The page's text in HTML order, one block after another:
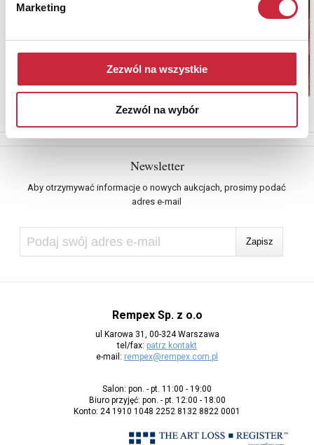
Marketing
Zezwól na wszystkie
Zezwól na wybór
Newsletter
Aby otrzymywać informacje o nowych aukcjach, prosimy podać
adres e-mail
Rempex Sp. z o.o
ul Karowa 31, 00-324 Warszawa
tel/fax: patrz kontakt
e-mail: rempex@rempex.com.pl
Salon: pon. - pt. 11:00 - 19:00
Biuro przyjęć: pon. - pt. 12:00 - 18:00
Konto: 24 1910 1048 2252 8132 8822 0001